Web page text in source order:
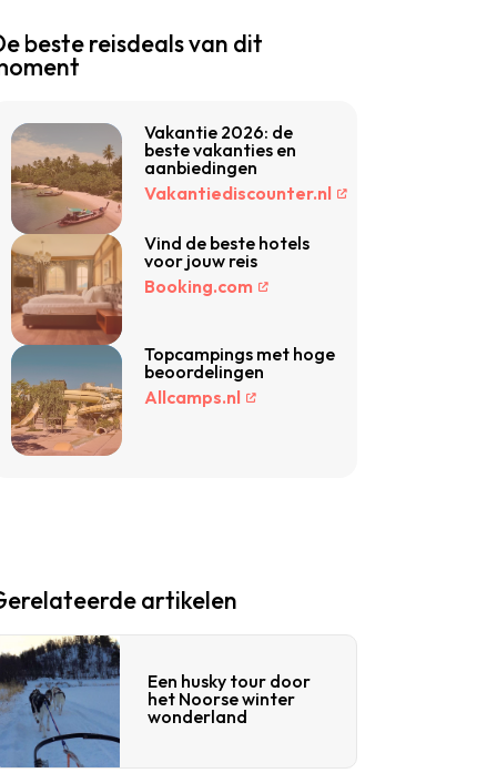
beste reisdeals van dit
Vakantie 2026: de
beste vakanties en
aanbiedingen
Vakantiediscounter.nl
Vind de beste hotels
voor jouw reis
Booking.com
Topcampings met hoge
beoordelingen
Allcamps.nl
artikelen
Een husky tour door
het Noorse winter
wonderland